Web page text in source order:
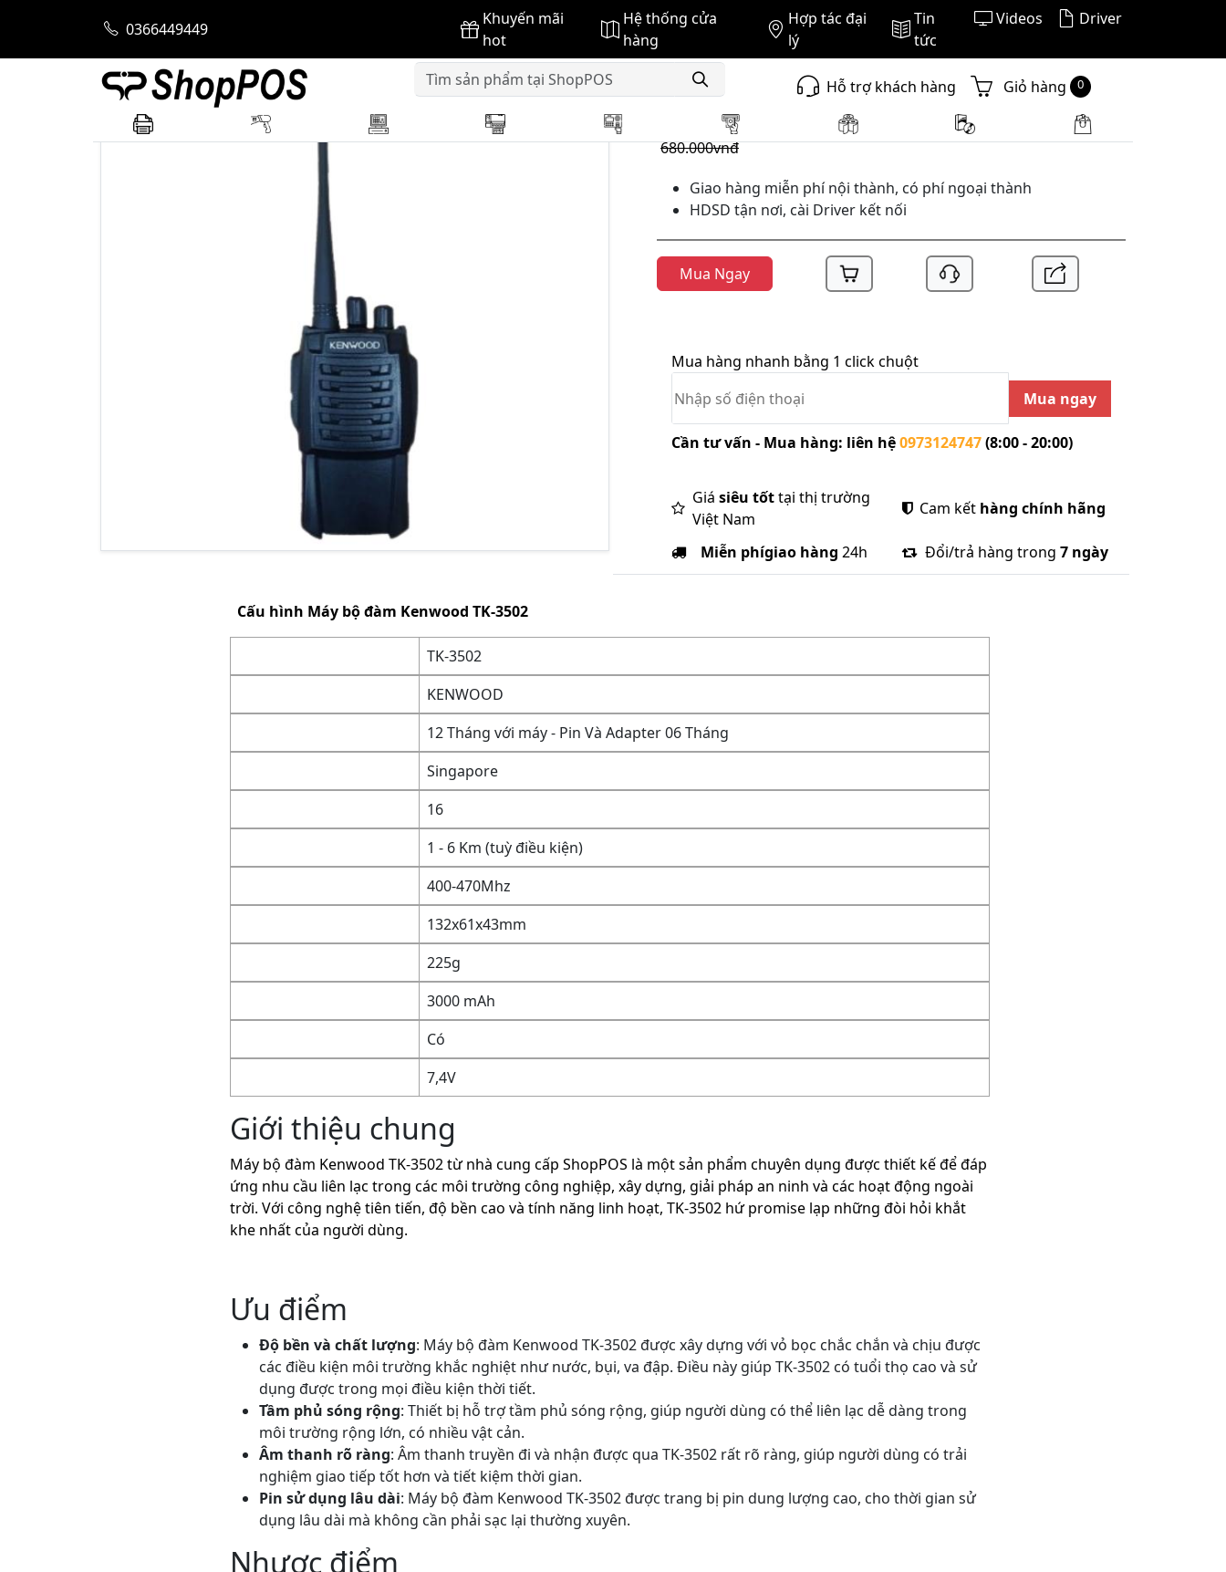
0366449449
Khuyến mãi
hot
Hệ thống cửa
hàng
Hợp tác đại
lý
Tin
tức
Videos Driver
Hỗ trợ khách hàng Giỏ hàng 0
Trang chủ Máy Bộ Đàm Máy bộ đàm Kenwood TK-3502
GIÁ BÁN :
640.000vnđ
680.000vnđ
Giao hàng miễn phí nội thành, có phí ngoại thành
HDSD tận nơi, cài Driver kết nối
Mua Ngay
Mua hàng nhanh bằng 1 click chuột
Mua ngay
Cần tư vấn - Mua hàng: liên hệ0973124747(8:00 - 20:00)
Giá siêu tốttại thị trường
Việt Nam
Cam kết hàng chính hãng
Miễn phígiao hàng 24h Đổi/trả hàng trong 7 ngày
Cấu hình Máy bộ đàm Kenwood TK-3502
TK-3502
KENWOOD
12 Tháng với máy - Pin Và Adapter 06 Tháng
Singapore
16
1 - 6 Km (tuỳ điều kiện)
400-470Mhz
132x61x43mm
225g
3000 mAh
Có
7,4V
Giới thiệu chung
Máy bộ đàm Kenwood TK-3502 từ nhà cung cấp ShopPOS là một sản phẩm chuyên dụng được thiết kế để đáp
ứng nhu cầu liên lạc trong các môi trường công nghiệp, xây dựng, giải pháp an ninh và các hoạt động ngoài
trời. Với công nghệ tiên tiến, độ bền cao và tính năng linh hoạt, TK-3502 hứ promise lạp những đòi hỏi khắt
khe nhất của người dùng.
Ưu điểm
Độ bền và chất lượng: Máy bộ đàm Kenwood TK-3502 được xây dựng với vỏ bọc chắc chắn và chịu được
các điều kiện môi trường khắc nghiệt như nước, bụi, va đập. Điều này giúp TK-3502 có tuổi thọ cao và sử
dụng được trong mọi điều kiện thời tiết.
Tầm phủ sóng rộng: Thiết bị hỗ trợ tầm phủ sóng rộng, giúp người dùng có thể liên lạc dễ dàng trong
môi trường rộng lớn, có nhiều vật cản.
Âm thanh rõ ràng: Âm thanh truyền đi và nhận được qua TK-3502 rất rõ ràng, giúp người dùng có trải
nghiệm giao tiếp tốt hơn và tiết kiệm thời gian.
Pin sử dụng lâu dài: Máy bộ đàm Kenwood TK-3502 được trang bị pin dung lượng cao, cho thời gian sử
dụng lâu dài mà không cần phải sạc lại thường xuyên.
Nhược điểm